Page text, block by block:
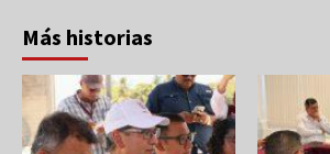
Más historias